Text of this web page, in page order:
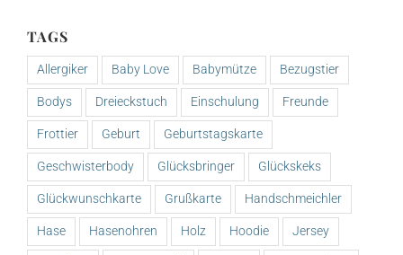
TAGS
Allergiker Baby Love Babymütze Bezugstier
Bodys Dreieckstuch Einschulung Freunde
Frottier Geburt Geburtstagskarte
Geschwisterbody Glücksbringer Glückskeks
Glückwunschkarte Grußkarte Handschmeichler
Hase Hasenohren Holz Hoodie Jersey